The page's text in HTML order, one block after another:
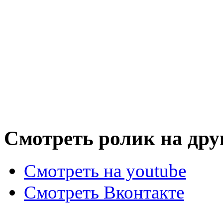
Смотреть ролик на
Смотреть на youtube
Смотреть Вконтакте